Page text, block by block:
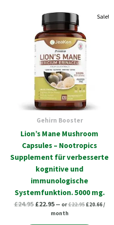
Sale!
Gehirn Booster
Lion’s Mane Mushroom
Capsules – Nootropics
Supplement für verbesserte
kognitive und
immunologische
Systemfunktion. 5000 mg.
£24.95
Original
price
was:
£24.95.
£22.95
Current
price
is:
£22.95.
— or£22.95
Original
price
£22.95.
£20.66/
month